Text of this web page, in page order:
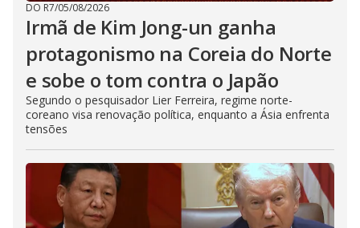
DO R7/05/08/2026
Irmã de Kim Jong-un ganha
protagonismo na Coreia do Norte
e sobe o tom contra o Japão
Segundo o pesquisador Lier Ferreira, regime norte-
coreano visa renovação política, enquanto a Ásia enfrenta
tensões